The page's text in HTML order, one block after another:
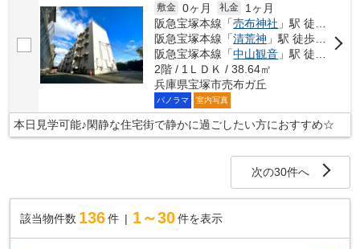
敷金 0ヶ月 礼金
1ヶ月
阪急宝塚本線「売布神社 」駅 徒歩11分
阪急宝塚本線「清荒神 」駅 徒歩14分
阪急宝塚本線「中山観音 」駅 徒歩20分
2階 / 1ＬＤＫ / 38.64㎡
兵庫県宝塚市売布ガ丘
パノラマ 室内写真
本日見学可能♪閑静な住宅街で静かに過ごしたい方におすすめ☆
次の30件へ
該当物件数 136件 1～30 件を表示